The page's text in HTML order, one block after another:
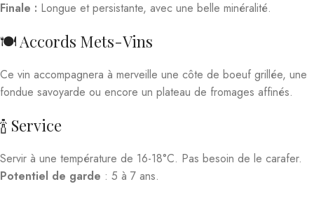
Finale : Longue et persistante, avec une belle minéralité.
🍽️ Accords Mets-Vins
Ce vin accompagnera à merveille une côte de boeuf grillée, une
fondue savoyarde ou encore un plateau de fromages affinés.
🍾 Service
Servir à une température de 16-18°C. Pas besoin de le carafer.
Potentiel de garde : 5 à 7 ans.